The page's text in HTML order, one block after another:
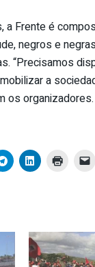
a Frente é
negros e
“Precisamos
a
os organizadores.